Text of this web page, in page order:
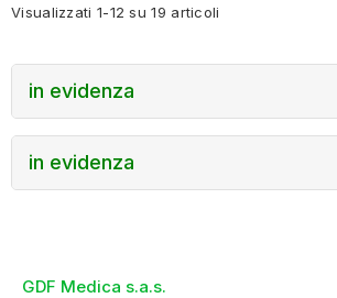
Visualizzati 1-12 su 19 articoli
in evidenza
in evidenza
GDF Medica s.a.s.